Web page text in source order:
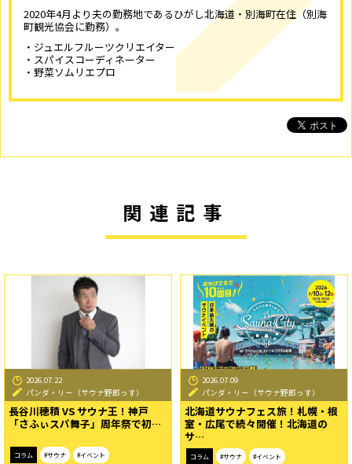
2020年4月より夫の勤務地であるひがし北海道・別海町在住（別海
町観光協会に勤務）。
・ジュエルフルーツクリエイター
・スパイスコーディネーター
・野菜ソムリエプロ
関連記事
2026.07.22
パンダ・リー（サウナ野郎っす）
長谷川穂積 VS サウナ王！神戸
「さふぃスパ舞子」周年祭で初…
コラム #サウナ #イベント
2026.07.09
パンダ・リー（サウナ野郎っす）
北海道サウナフェス旅！札幌・根
室・広尾で続々開催！北海道の
サ…
コラム #サウナ #イベント